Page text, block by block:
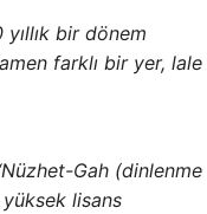
yıllık bir dönem
farklı bir yer, lale
Gah (dinlenme
lisans